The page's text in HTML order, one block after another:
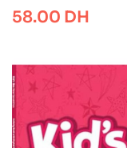
CP
58.00 DH